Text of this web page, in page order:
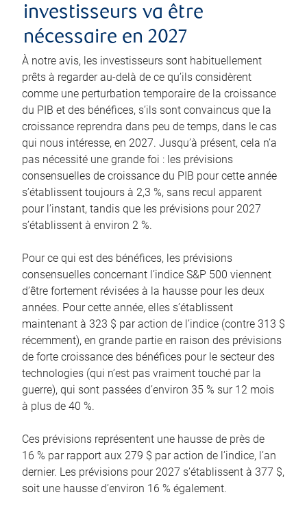
investisseurs va être
nécessaire en 2027
À notre avis, les investisseurs sont habituellement
prêts à regarder au-delà de ce qu’ils considèrent
comme une perturbation temporaire de la croissance
du PIB et des bénéfices, s’ils sont convaincus que la
croissance reprendra dans peu de temps, dans le cas
qui nous intéresse, en 2027. Jusqu’à présent, cela n’a
pas nécessité une grande foi : les prévisions
consensuelles de croissance du PIB pour cette année
s’établissent toujours à 2,3 %, sans recul apparent
pour l’instant, tandis que les prévisions pour 2027
s’établissent à environ 2 %.
Pour ce qui est des bénéfices, les prévisions
consensuelles concernant l’indice S&P 500 viennent
d’être fortement révisées à la hausse pour les deux
années. Pour cette année, elles s’établissent
maintenant à 323 $ par action de l’indice (contre 313 $
récemment), en grande partie en raison des prévisions
de forte croissance des bénéfices pour le secteur des
technologies (qui n’est pas vraiment touché par la
guerre), qui sont passées d’environ 35 % sur 12 mois
à plus de 40 %.
Ces prévisions représentent une hausse de près de
16 % par rapport aux 279 $ par action de l’indice, l’an
dernier. Les prévisions pour 2027 s’établissent à 377 $,
soit une hausse d’environ 16 % également.